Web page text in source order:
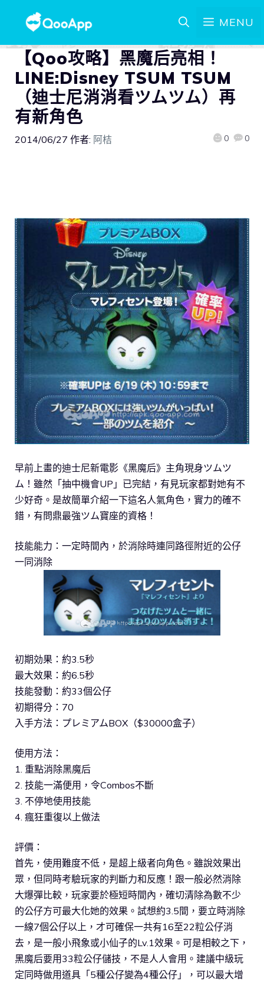
MENU
【Qoo攻略】黑魔后亮相！
LINE:Disney TSUM TSUM
（迪士尼消消看ツムツム）再
有新角色
2014/06/27 作者: 阿桔 0 0
早前上畫的迪士尼新電影《黑魔后》主角現身ツムツ
ム！雖然「抽中機會UP」已完結，有見玩家都對她有不
少好奇。是故簡單介紹一下這名人氣角色，實力的確不
錯，有問鼎最強ツム寶座的資格！
技能能力：一定時間內，於消除時連同路徑附近的公仔
一同消除
初期効果：約3.5秒
最大效果：約6.5秒
技能發動：約33個公仔
初期得分：70
入手方法：プレミアムBOX（$30000盒子）
使用方法：
1. 重點消除黑魔后
2. 技能一滿便用，令Combos不斷
3. 不停地使用技能
4. 瘋狂重復以上做法
評價：
首先，使用難度不低，是超上級者向角色。雖說效果出
眾，但同時考驗玩家的判斷力和反應！跟一般必然消除
大爆彈比較，玩家要於極短時間內，確切清除為數不少
的公仔方可最大化她的效果。試想約3.5間，要立時消除
一線7個公仔以上，才可確保一共有16至22粒公仔消
去，是一般小飛象或小仙子的Lv.1效果。可是相較之下，
黑魔后要用33粒公仔儲技，不是人人會用。建議中級玩
定同時做用道具「5種公仔變為4種公仔」，可以最大增